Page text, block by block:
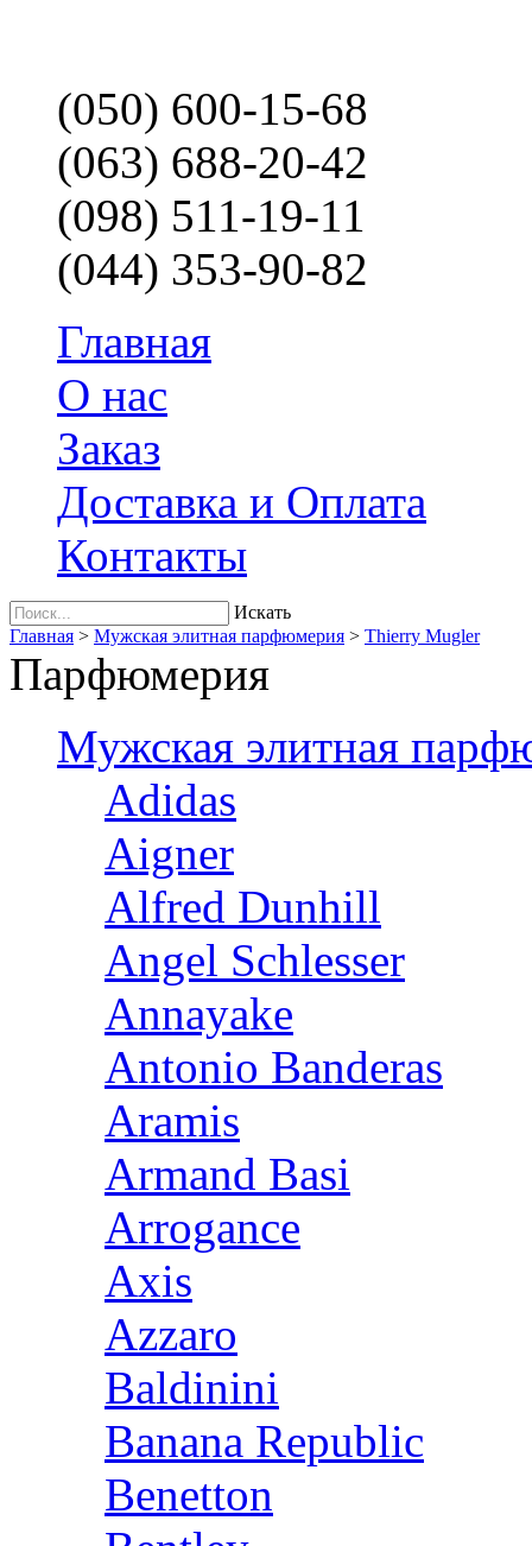
(050) 600-15-68
(063) 688-20-42
(098) 511-19-11
(044) 353-90-82
Главная
О нас
Заказ
Доставка и Оплата
Контакты
Искать
Главная > Мужская элитная парфюмерия > Thierry Mugler
Парфюмерия
Мужская элитная
Adidas
Aigner
Alfred Dunhill
Angel Schlesser
Annayake
Antonio Banderas
Aramis
Armand Basi
Arrogance
Axis
Azzaro
Baldinini
Banana Republic
Benetton